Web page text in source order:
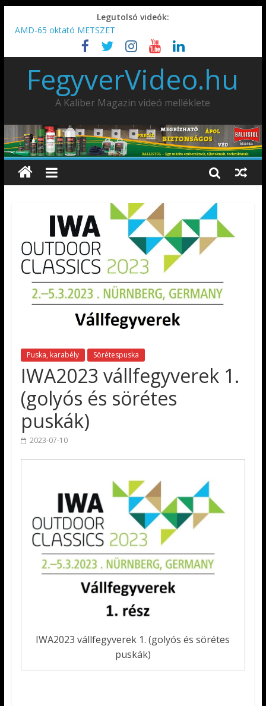
Legutolsó videók:
AMD-65 oktató METSZET
Umarex TPX50 .50 paintball/pepperball/traumatikus marker
IDÉN IS INDUL: Fegyvertervező- és gyártó szakmérnöki,
illetve szakspecialista képzés!!!
IWA2026 – Puskák 1. rész
Ardesa Patriot “FAPADOS” .45 elöltöltő perkussziós pisztoly
FegyverVideo.hu
A Kaliber Magazin videó melléklete
Puska, karabély Sörétespuska
IWA2023 vállfegyverek 1.
(golyós és sörétes
puskák)
2023-07-10
IWA2023 vállfegyverek 1. (golyós és sörétes
puskák)